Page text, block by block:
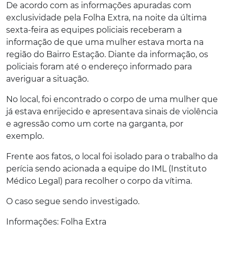
De acordo com as informações apuradas com
exclusividade pela Folha Extra, na noite da última
sexta-feira as equipes policiais receberam a
informação de que uma mulher estava morta na
região do Bairro Estação. Diante da informação, os
policiais foram até o endereço informado para
averiguar a situação.
No local, foi encontrado o corpo de uma mulher que
já estava enrijecido e apresentava sinais de violência
e agressão como um corte na garganta, por
exemplo.
Frente aos fatos, o local foi isolado para o trabalho da
perícia sendo acionada a equipe do IML (Instituto
Médico Legal) para recolher o corpo da vítima.
O caso segue sendo investigado.
Informações: Folha Extra